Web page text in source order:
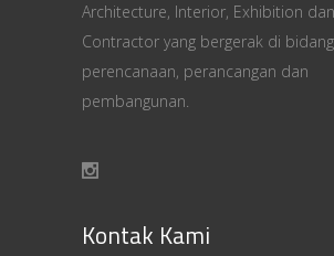
Architecture, Interior, Exhibition dan
Contractor yang bergerak di bidang
perencanaan, perancangan dan
pembangunan.
Kontak Kami